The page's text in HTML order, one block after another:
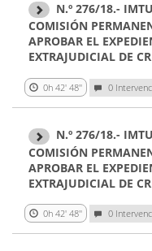
N.º 276/18.-
COMISIÓN
APROBAR EL
EXTRAJUDICIAL DE
0h 42' 48'' 0
N.º 276/18.-
COMISIÓN
APROBAR EL
EXTRAJUDICIAL DE
0h 42' 48'' 0